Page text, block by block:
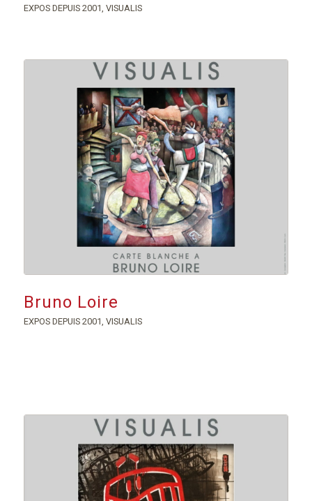
EXPOS DEPUIS 2001, VISUALIS
Bruno Loire
EXPOS DEPUIS 2001 VISUALIS